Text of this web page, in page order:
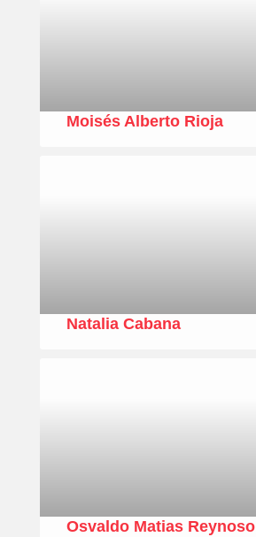
Moisés Alberto Rioja
Natalia Cabana
Osvaldo Matias Reynoso